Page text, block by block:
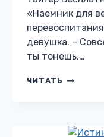
«Наемник для
девушка. –
ты тонешь,…
ЧИТАТЬ НАЕМНИК